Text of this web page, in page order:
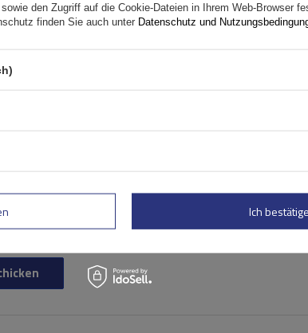
den Zugriff auf die Cookie-Dateien in Ihrem Web-Browser
finden Sie auch unter Datenschutz und
Ich